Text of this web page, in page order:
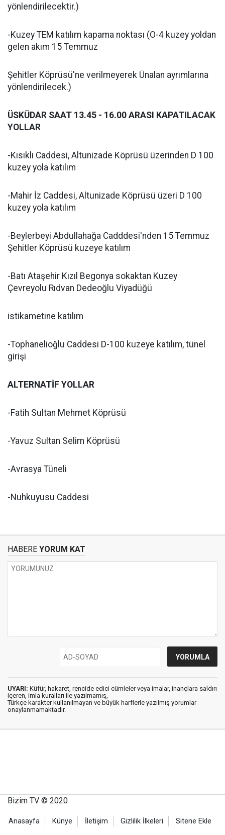
yönlendirilecektir.)
-Kuzey TEM katılım kapama noktası (O-4 kuzey yoldan
gelen akım 15 Temmuz
Şehitler Köprüsü'ne verilmeyerek Ünalan ayrımlarına
yönlendirilecek.)
ÜSKÜDAR SAAT 13.45 - 16.00 ARASI KAPATILACAK
YOLLAR
-Kısıklı Caddesi, Altunizade Köprüsü üzerinden D 100
kuzey yola katılım
-Mahir İz Caddesi, Altunizade Köprüsü üzeri D 100
kuzey yola katılım
-Beylerbeyi Abdullahağa Cadddesi'nden 15 Temmuz
Şehitler Köprüsü kuzeye katılım
-Batı Ataşehir Kızıl Begonya sokaktan Kuzey
Çevreyolu Rıdvan Dedeoğlu Viyadüğü
istikametine katılım
-Tophanelioğlu Caddesi D-100 kuzeye katılım, tünel
girişi
ALTERNATİF YOLLAR
-Fatih Sultan Mehmet Köprüsü
-Yavuz Sultan Selim Köprüsü
-Avrasya Tüneli
-Nuhkuyusu Caddesi
HABERE YORUM KAT
UYARI: Küfür, hakaret, rencide edici cümleler veya imalar, inançlara saldırı
içeren, imla kuralları ile yazılmamış,
Türkçe karakter kullanılmayan ve büyük harflerle yazılmış yorumlar
onaylanmamaktadır.
Bizim TV © 2020
Anasayfa Künye İletişim Gizlilik İlkeleri Sitene Ekle